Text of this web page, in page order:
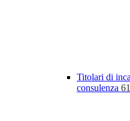
Titolari di
consulenza 61